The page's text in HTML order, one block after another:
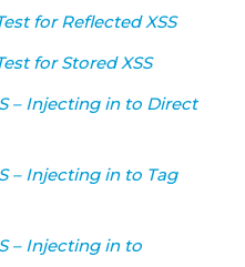
for Reflected XSS
for Stored XSS
– Injecting in to Direct
– Injecting in to Tag
– Injecting in to